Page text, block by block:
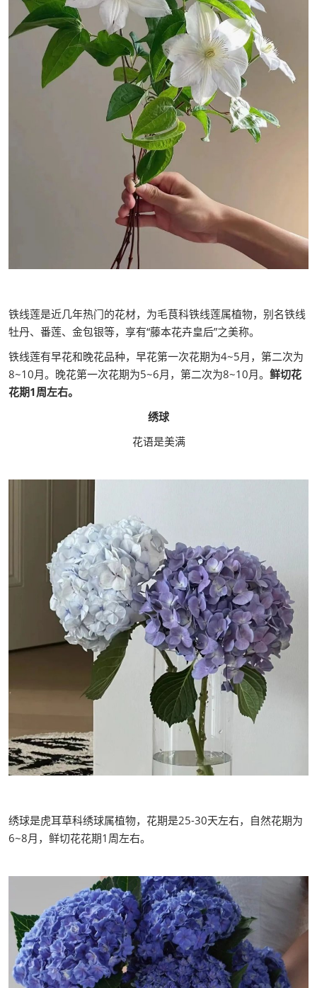
铁线莲是近几年热门的花材，为毛茛科铁线莲属植物，别名铁线
牡丹、番莲、金包银等，享有“藤本花卉皇后”之美称。
铁线莲有早花和晚花品种，早花第一次花期为4~5月，第二次为
8~10月。晚花第一次花期为5~6月，第二次为8~10月。 鲜切花
花期1周左右。
绣球
花语是美满
绣球是虎耳草科绣球属植物，花期是25-30天左右，自然花期为
6~8月，鲜切花花期1周左右。